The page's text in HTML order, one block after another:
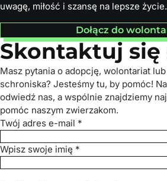
uwagę, miłość i szansę na lepsze życie.
Dołącz do
Skontaktuj się
Masz pytania o adopcję, wolontariat
schroniska? Jesteśmy tu, by pomóc!
odwiedź nas, a wspólnie znajdziemy
pomóc naszym zwierzakom.
Twój adres e-mail *
Wpisz swoje imię *